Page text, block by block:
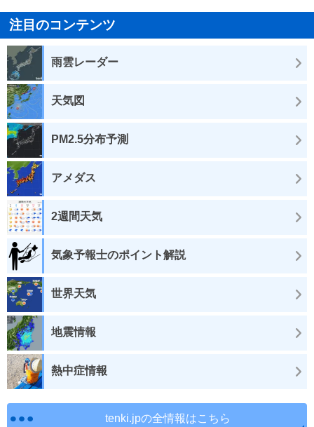
注目のコンテンツ
雨雲レーダー
天気図
PM2.5分布予測
アメダス
2週間天気
気象予報士のポイント解説
世界天気
地震情報
熱中症情報
tenki.jpの全情報はこちら